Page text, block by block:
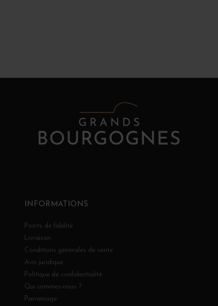
INFORMATIONS
Points de fidélité
Livraison
Conditions générales de vente
Avis juridique
Politique de confidentialité
Qui sommes-nous ?
Parrainage